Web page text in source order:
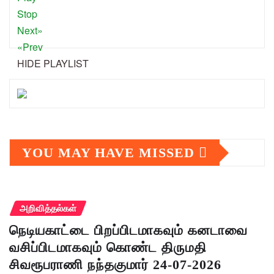
Stop
Next»
«Prev
HIDE PLAYLIST
YOU MAY HAVE MISSED
அறிவித்தல்கள்
நெடியகாட்டை பிறப்பிடமாகவும் கனடாவை
வசிப்பிடமாகவும் கொண்ட திருமதி
சிவரூபராணி நந்தகுமார் 24-07-2026